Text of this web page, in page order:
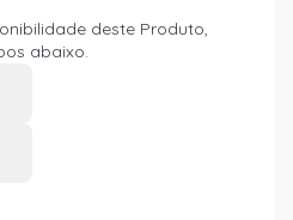
deste Produto,
abaixo.